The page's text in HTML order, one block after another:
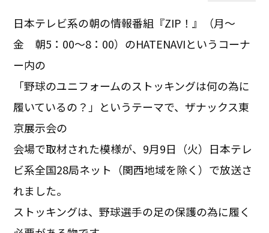
日本テレビ系の朝の情報番組『ZIP！』（月～
金 朝5：00～8：00）のHATENAVIというコーナ
ー内の
「野球のユニフォームのストッキングは何の為に
履いているの？」というテーマで、ザナックス東
京展示会の
会場で取材された模様が、9月9日（火）日本テレ
ビ系全国28局ネット（関西地域を除く）で放送さ
れました。
ストッキングは、野球選手の足の保護の為に履く